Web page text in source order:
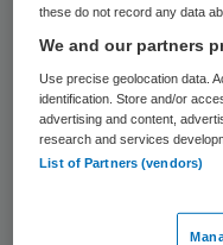
these do not record any data
We and our partners
Use precise geolocation data.
identification. Store and/or
advertising and content,
research and services
List of Partners (vendors)